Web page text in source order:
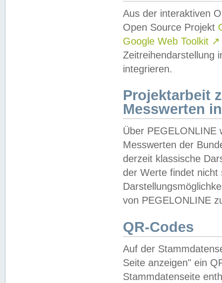
Aus der interaktiven
Open Source Projekt
Google Web Toolkit ↗
Zeitreihendarstellung
integrieren.
Projektarbeit
Messwerten
Über PEGELONLINE
Messwerten der
derzeit klassische
der Werte findet
von PEGELONLINE
QR-Codes
Auf der
Seite anzeigen" ein
Stammdatenseite